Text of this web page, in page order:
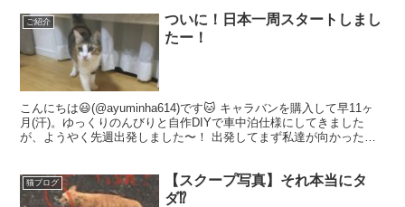
ご紹介
ついに！日本一周スタートしまし
たー！
こんにちは😃(@ayuminha614)です🐱 キャラバンを購入して早11ヶ
月(汗)。ゆっくりのんびりと自作DIYで車中泊仕様にしてきました
が、ようやく先週出発しました〜！ 出発してまず私達が向かったの
猫ブログ
【スクープ写真】それ本当にタ
ダ⁉︎